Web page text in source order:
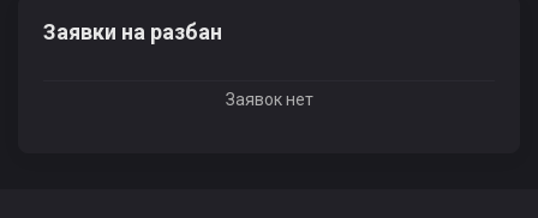
Заявки на разбан
Заявок нет